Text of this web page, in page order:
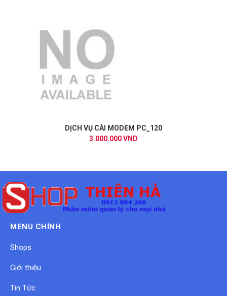
DỊCH VỤ CÀI MODEM PC_120
3.000.000 VND
MENU CHÍNH
Shops
Giới thiệu
Tin Tức